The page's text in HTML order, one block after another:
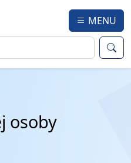
MENU
osoby